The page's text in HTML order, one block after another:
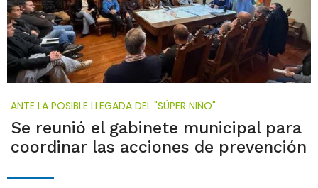
ANTE LA POSIBLE LLEGADA DEL "SÚPER NIÑO"
Se reunió el gabinete municipal para
coordinar las acciones de prevención